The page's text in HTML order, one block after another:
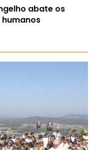
abate os